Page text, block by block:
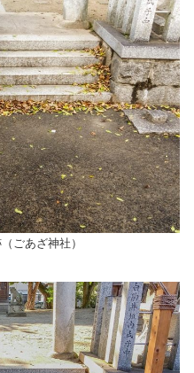
ごあざ神社）